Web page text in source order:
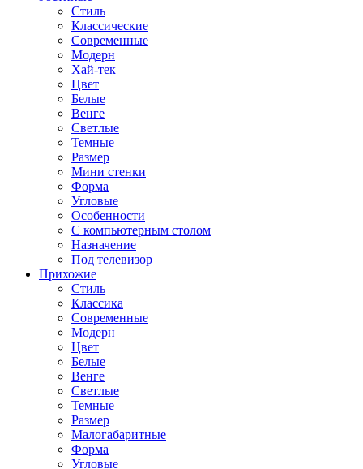
Стиль
Классические
Современные
Модерн
Хай-тек
Цвет
Белые
Венге
Светлые
Темные
Размер
Мини стенки
Форма
Угловые
Особенности
С компьютерным столом
Назначение
Под телевизор
Прихожие
Стиль
Классика
Современные
Модерн
Цвет
Белые
Венге
Светлые
Темные
Размер
Малогабаритные
Форма
Угловые